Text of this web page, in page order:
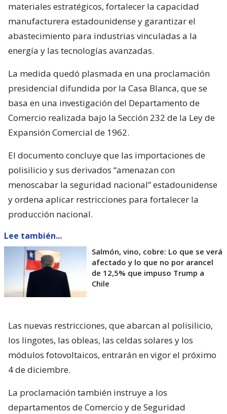
materiales estratégicos, fortalecer la capacidad
manufacturera estadounidense y garantizar el
abastecimiento para industrias vinculadas a la
energía y las tecnologías avanzadas.
La medida quedó plasmada en una proclamación
presidencial difundida por la Casa Blanca, que se
basa en una investigación del Departamento de
Comercio realizada bajo la Sección 232 de la Ley de
Expansión Comercial de 1962.
El documento concluye que las importaciones de
polisilicio y sus derivados “amenazan con
menoscabar la seguridad nacional” estadounidense
y ordena aplicar restricciones para fortalecer la
producción nacional.
Lee también...
Salmón, vino, cobre: Lo que se verá
afectado y lo que no por arancel
de 12,5% que impuso Trump a
Chile
Las nuevas restricciones, que abarcan al polisilicio,
los lingotes, las obleas, las celdas solares y los
módulos fotovoltaicos, entrarán en vigor el próximo
4 de diciembre.
La proclamación también instruye a los
departamentos de Comercio y de Seguridad